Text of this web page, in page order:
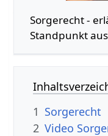
Sorgerecht -
Standpunkt aus
1 Sorgerecht
2 Video